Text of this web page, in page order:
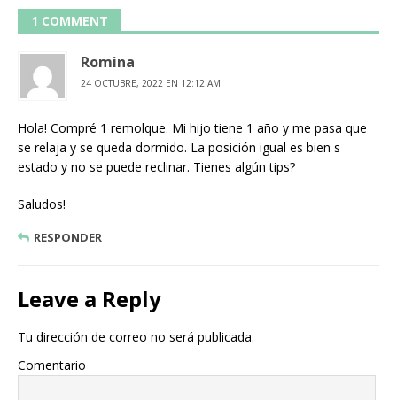
1 COMMENT
Romina
24 OCTUBRE, 2022 EN 12:12 AM
Hola! Compré 1 remolque. Mi hijo tiene 1 año y me pasa que
se relaja y se queda dormido. La posición igual es bien s
estado y no se puede reclinar. Tienes algún tips?
Saludos!
RESPONDER
Leave a Reply
Tu dirección de correo no será publicada.
Comentario